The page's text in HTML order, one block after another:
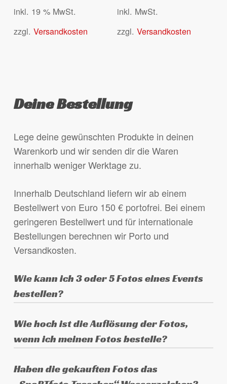
inkl. 19 % MwSt.
zzgl. Versandkosten
Varianten
auf.
der
gewählt
werden
inkl. MwSt.
zzgl.Versandkosten
Deine Bestellung
Lege deine gewünschten Produkte in deinen
Warenkorb und wir senden dir die Waren
innerhalb weniger Werktage zu.
Innerhalb Deutschland liefern wir ab einem
Bestellwert von Euro 150 € portofrei. Bei einem
geringeren Bestellwert und für internationale
Bestellungen berechnen wir Porto und
Versandkosten.
Wie kann ich 3 oder 5 Fotos eines Events
bestellen?
Lege eines der gewünschten Fotos in den
Warenkorb, wähle das Produkt aus (3 oder 5
Fotos eines Events) und schreibe die
anderen gewünschten Fotos in das Feld
„Anmerkungen zur Bestellung“ am Ende des
Wie hoch ist die Auflösung der Fotos,
wenn ich meinen Fotos bestelle?
Die Fotos sind in der Originalauflösung der
Haben die gekauften Fotos das